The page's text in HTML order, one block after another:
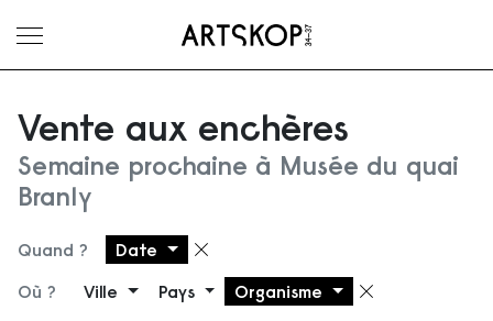
Ouvrir le menu
Vente aux enchères
Semaine prochaine à Musée du quai
Branly
Quand ? Date Supprimer le filtre
Où ? Ville Pays Organisme